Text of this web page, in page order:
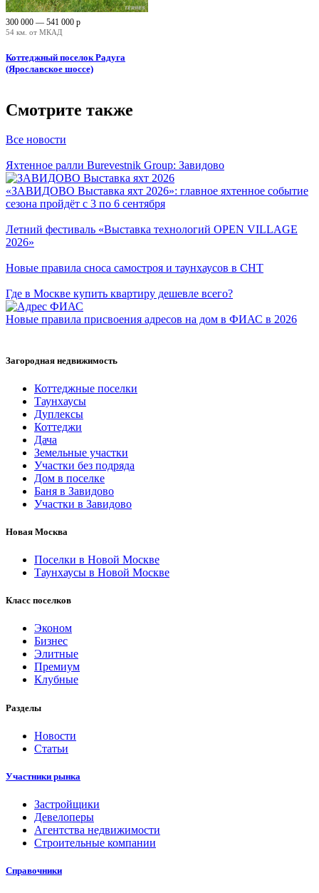
300 000 — 541 000 р
54 км. от МКАД
Коттеджный поселок Радуга
(Ярославское шоссе)
Смотрите также
Все новости
Яхтенное ралли Burevestnik Group: Завидово
«ЗАВИДОВО Выставка яхт 2026»: главное яхтенное событие
сезона пройдёт с 3 по 6 сентября
Летний фестиваль «Выставка технологий OPEN VILLAGE
2026»
Новые правила сноса самостроя и таунхаусов в СНТ
Где в Москве купить квартиру дешевле всего?
Новые правила присвоения адресов на дом в ФИАС в 2026
Загородная недвижимость
Коттеджные поселки
Таунхаусы
Дуплексы
Коттеджи
Дача
Земельные участки
Участки без подряда
Дом в поселке
Баня в Завидово
Участки в Завидово
Новая Москва
Поселки в Новой Москве
Таунхаусы в Новой Москве
Класс поселков
Эконом
Бизнес
Элитные
Премиум
Клубные
Разделы
Новости
Статьи
Участники рынка
Застройщики
Девелоперы
Агентства недвижимости
Строительные компании
Справочники